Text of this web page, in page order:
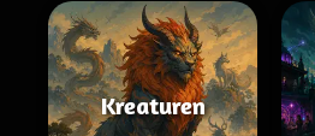
Kreaturen